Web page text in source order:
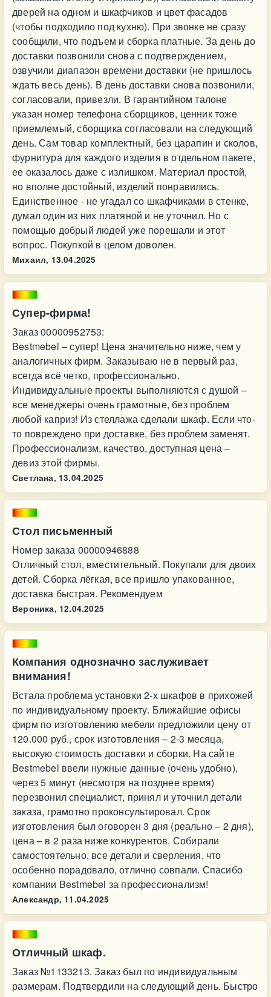
дверей на одном и шкафчиков и цвет фасадов
(чтобы подходило под кухню). При звонке не сразу
сообщили, что подъем и сборка платные. За день до
доставки позвонили снова с подтверждением,
озвучили диапазон времени доставки (не пришлось
ждать весь день). В день доставки снова позвонили,
согласовали, привезли. В гарантийном талоне
указан номер телефона сборщиков, ценник тоже
приемлемый, сборщика согласовали на следующий
день. Сам товар комплектный, без царапин и сколов,
фурнитура для каждого изделия в отдельном пакете,
ее оказалось даже с излишком. Материал простой,
но вполне достойный, изделий понравились.
Единственное - не угадал со шкафчиками в стенке,
думал один из них платяной и не уточнил. Но с
помощью добрый людей уже порешали и этот
вопрос. Покупкой в целом доволен.
Михаил, 13.04.2025
Супер-фирма!
Заказ 00000952753:
Bestmebel – супер! Цена значительно ниже, чем у
аналогичных фирм. Заказываю не в первый раз,
всегда всё четко, профессионально.
Индивидуальные проекты выполняются с душой –
все менеджеры очень грамотные, без проблем
любой каприз! Из стеллажа сделали шкаф. Если что-
то повреждено при доставке, без проблем заменят.
Профессионализм, качество, доступная цена –
девиз этой фирмы.
Светлана, 13.04.2025
Стол письменный
Номер заказа 00000946888
Отличный стол, вместительный. Покупали для двоих
детей. Сборка лёгкая, все пришло упакованное,
доставка быстрая. Рекомендуем
Вероника, 12.04.2025
Компания однозначно заслуживает
внимания!
Встала проблема установки 2-х шкафов в прихожей
по индивидуальному проекту. Ближайшие офисы
фирм по изготовлению мебели предложили цену от
120.000 руб., срок изготовления – 2-3 месяца,
высокую стоимость доставки и сборки. На сайте
Bestmebel ввели нужные данные (очень удобно),
через 5 минут (несмотря на позднее время)
перезвонил специалист, принял и уточнил детали
заказа, грамотно проконсультировал. Срок
изготовления был оговорен 3 дня (реально – 2 дня),
цена – в 2 раза ниже конкурентов. Собирали
самостоятельно, все детали и сверления, что
особенно порадовало, отлично совпали. Спасибо
компании Bestmebel за профессионализм!
Александр, 11.04.2025
Отличный шкаф.
Заказ №1133213. Заказ был по индивидуальным
размерам. Подтвердили на следующий день. Быстро